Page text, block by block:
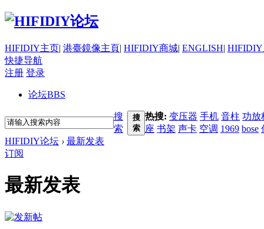
HIFIDIY主页| 港臺鏡像主頁| HIFIDIY商城| ENGLISH|
快捷导航
注册 登录
论坛BBS
搜
索
搜
索
热搜: 变压器 手机 音柱 功放
座 书架 声卡 空调 1969 bose
HIFIDIY论坛 › 最新发表
订阅
最新发表